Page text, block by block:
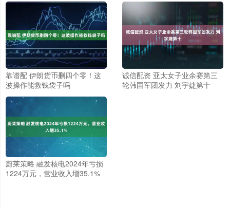
靠谱配 伊朗货币删四个零！这
波操作能救钱袋子吗
诚信配资 亚太女子业余赛第三
轮韩国军团发力 刘宇婕第十
蔚莱策略 融发核电2024年亏损
1224万元，营业收入增35.1%